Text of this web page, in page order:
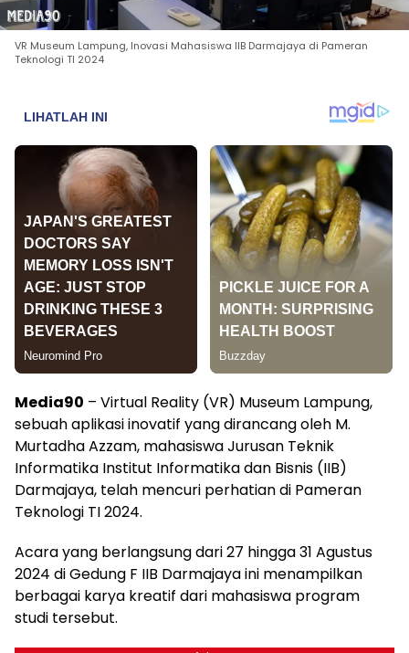
VR Museum Lampung, Inovasi Mahasiswa IIB Darmajaya di Pameran
Teknologi TI 2024
Media90 – Virtual Reality (VR) Museum Lampung,
sebuah aplikasi inovatif yang dirancang oleh M.
Murtadha Azzam, mahasiswa Jurusan Teknik
Informatika Institut Informatika dan Bisnis (IIB)
Darmajaya, telah mencuri perhatian di Pameran
Teknologi TI 2024.
Acara yang berlangsung dari 27 hingga 31 Agustus
2024 di Gedung F IIB Darmajaya ini menampilkan
berbagai karya kreatif dari mahasiswa program
studi tersebut.